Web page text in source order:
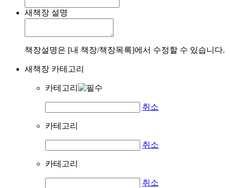
새책장 설명
책장설명은 [내 책장/책장목록]에서 수정할 수 있습니다.
새책장 카테고리
카테고리
취소
카테고리
취소
카테고리
취소